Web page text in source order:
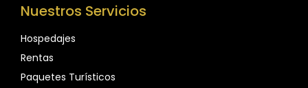
Nuestros Servicios
Hospedajes
Rentas
Paquetes Turísticos